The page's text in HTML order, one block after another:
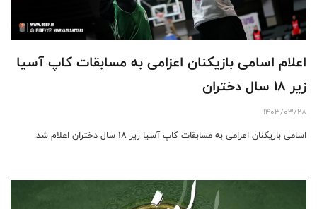
اعلام اسامی بازیکنان اعزامی به مسابقات کاپ آسیا
زیر ۱۸ سال دختران
1403/03/28
اسامی بازیکنان اعزامی به مسابقات کاپ آسیا زیر ۱۸ سال دختران اعلام شد.